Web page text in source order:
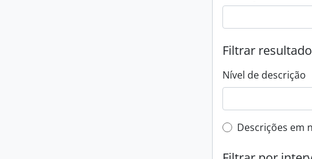
Filtrar
Nível de descrição
Filtro de
Descrições em